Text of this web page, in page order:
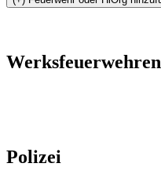
Werksfeuerwehren
Polizei